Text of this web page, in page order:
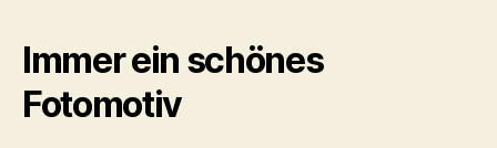
Immer ein schönes
Fotomotiv